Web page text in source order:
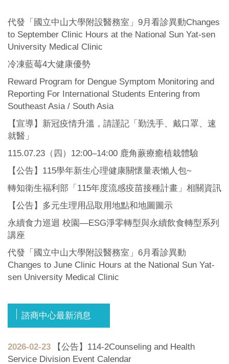
代發「國立中山大學附設醫務室」9月看診異動Changes
to September Clinic Hours at the National Sun Yat-sen
University Medical Clinic
冷凍藍莓4大健康優勢
Reward Program for Dengue Symptom Monitoring and
Reporting For International Students Entering from
Southeast Asia / South Asia
【宣導】新冠疫情升溫，請謹記「勤洗手、戴口罩、速
就醫」
115.07.23（四）12:00–14:00 鹿角蕨療癒植栽體驗
【公告】115學年新生心理健康關懷量表懶人包~
轉知衛生福利部「115年度流感疫苗接種計畫」相關資訊
【公告】多元生理用品取用地點和地圖圖示
永續食力巡迴 校園—ESG淨零轉型與永續飲食轉型系列
講座
代發「國立中山大學附設醫務室」6月看診異動
Changes to June Clinic Hours at the National Sun Yat-
sen University Medical Clinic
諮商中心最新消息
2026-02-23
【公告】114-2Counseling and Health
Service Division Event Calendar